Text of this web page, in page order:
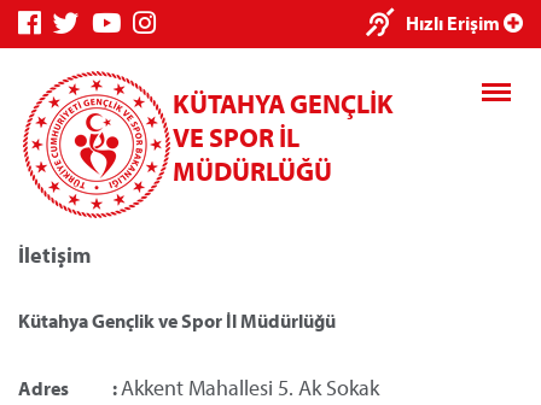
Hızlı Erişim
KÜTAHYA GENÇLİK
VE SPOR İL
MÜDÜRLÜĞÜ
İletişim
Kütahya Gençlik ve Spor İl Müdürlüğü
Adres :Akkent Mahallesi 5. Ak Sokak